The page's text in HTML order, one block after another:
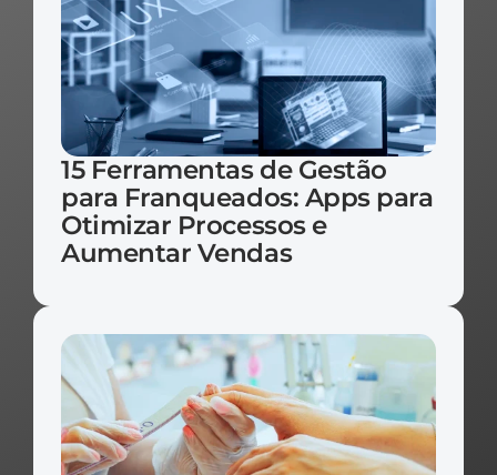
15 Ferramentas de Gestão
para Franqueados: Apps para
Otimizar Processos e
Aumentar Vendas